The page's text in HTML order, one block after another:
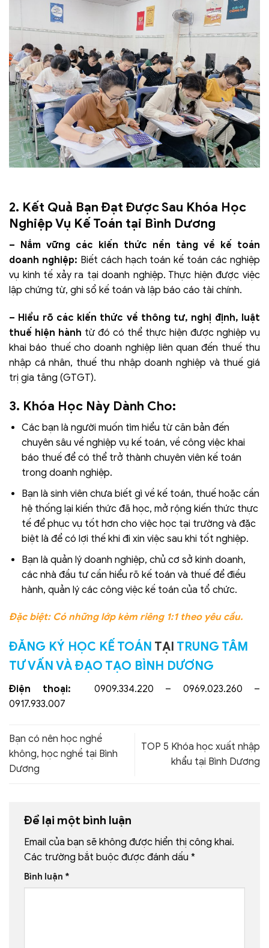
2. Kết Quả Bạn Đạt Được Sau Khóa Học
Nghiệp Vụ Kế Toán tại Bình Dương
– Nắm vững các kiến thức nền tảng về kế toán
doanh nghiệp: Biết cách hạch toán kế toán các nghiệp
vụ kinh tế xảy ra tại doanh nghiệp. Thực hiện được việc
lập chứng từ, ghi sổ kế toán và lập báo cáo tài chính.
– Hiểu rõ các kiến thức về thông tư, nghị định, luật
thuế hiện hành từ đó có thể thực hiện được nghiệp vụ
khai báo thuế cho doanh nghiệp liên quan đến thuế thu
nhập cá nhân, thuế thu nhập doanh nghiệp và thuế giá
trị gia tăng (GTGT).
3. Khóa Học Này Dành Cho:
Các bạn là người muốn tìm hiểu từ căn bản đến
chuyên sâu về nghiệp vụ kế toán, về công việc khai
báo thuế để có thể trở thành chuyên viên kế toán
trong doanh nghiệp.
Bạn là sinh viên chưa biết gì về kế toán, thuế hoặc cần
hệ thống lại kiến thức đã học, mở rộng kiến thức thực
tế để phục vụ tốt hơn cho việc học tại trường và đặc
biệt là để có lợi thế khi đi xin việc sau khi tốt nghiệp.
Bạn là quản lý doanh nghiệp, chủ cơ sở kinh doanh,
các nhà đầu tư cần hiểu rõ kế toán và thuế để điều
hành, quản lý các công việc kế toán của tổ chức.
Đặc biệt: Có những lớp kèm riêng 1:1 theo yêu cầu.
ĐĂNG KÝ HỌC KẾ TOÁN TẠI TRUNG TÂM
TƯ VẤN VÀ ĐẠO TẠO BÌNH DƯƠNG
Điện thoại:
0909.334.220 – 0969.023.260 –
0917.933.007
Bạn có nên học nghề
không, học nghề tại Bình
Dương
TOP 5 Khóa học xuất nhập
khẩu tại Bình Dương
Để lại một bình luận
Email của bạn sẽ không được hiển thị công khai.
Các trường bắt buộc được đánh dấu *
Bình luận *